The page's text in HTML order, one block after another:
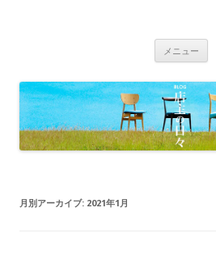
市・塩尻市 木の家
具の専
メニュー
月別アーカイブ: 2021年1月